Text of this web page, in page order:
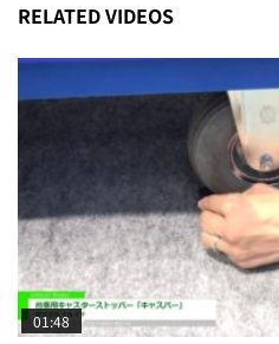
RELATED VIDEOS
01:48